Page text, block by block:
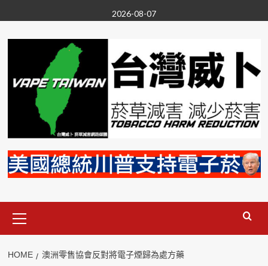
to
content
2026-08-07
Menu
HOME 澳洲零售協會反對將電子煙歸為處方藥